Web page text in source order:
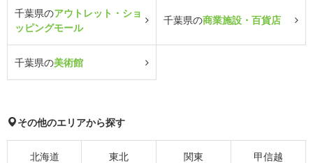
千葉県のアウトレット・ショ
ッピングモール
千葉県の商業施設・百貨店
千葉県の美術館
その他のエリアから探す
北海道 東北 関東 甲信越